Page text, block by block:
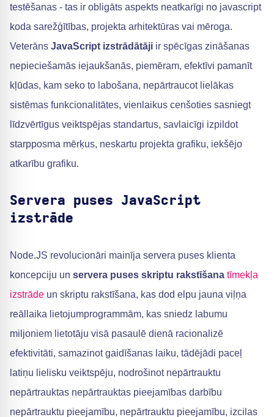
testēšanas - tas ir obligāts aspekts neatkarīgi no javascript
koda sarežģītības, projekta arhitektūras vai mēroga.
Veterāns JavaScript izstrādātāji ir spēcīgas zināšanas
nepieciešamās iejaukšanās, piemēram, efektīvi pamanīt
kļūdas, kam seko to labošana, nepārtraucot lielākas
sistēmas funkcionalitātes, vienlaikus cenšoties sasniegt
līdzvērtīgus veiktspējas standartus, savlaicīgi izpildot
starpposma mērķus, neskartu projekta grafiku, iekšējo
atkarību grafiku.
Servera puses JavaScript
izstrāde
Node.JS revolucionāri mainīja servera puses klienta
koncepciju un servera puses skriptu rakstīšana tīmekļa
izstrāde un skriptu rakstīšana, kas dod elpu jauna viļņa
reāllaika lietojumprogrammām, kas sniedz labumu
miljoniem lietotāju visā pasaulē dienā racionalizē
efektivitāti, samazinot gaidīšanas laiku, tādējādi paceļ
latiņu lielisku veiktspēju, nodrošinot nepārtrauktu
nepārtrauktas nepārtrauktas pieejamības darbību
nepārtrauktu pieejamību, nepārtrauktu pieejamību, izcilas